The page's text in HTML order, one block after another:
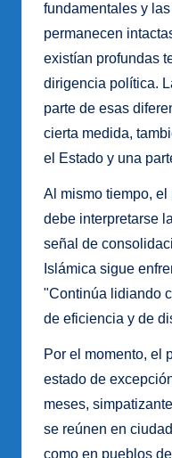
fundamentales y
permanecen
existían profundas
dirigencia política.
parte de esas
cierta medida,
el Estado y una
Al mismo tiempo,
debe interpretarse
señal de
Islámica sigue
"Continúa lidiando
de eficiencia y de
Por el momento, el
estado de
meses,
se reúnen en
como en pueblos